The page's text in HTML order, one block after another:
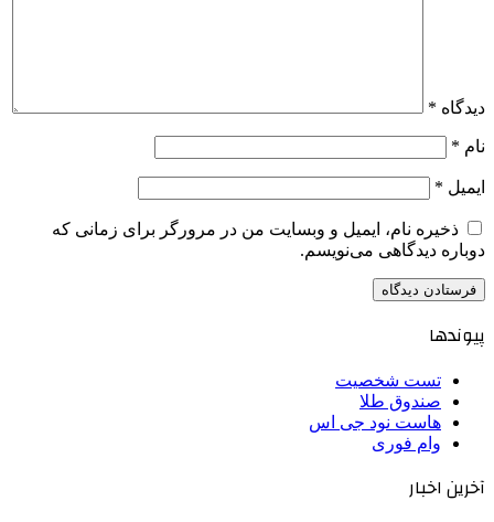
دیدگاه *
نام *
ایمیل *
ذخیره نام، ایمیل و وبسایت من در مرورگر برای زمانی که
دوباره دیدگاهی می‌نویسم.
پیوندها
تست شخصیت
صندوق طلا
هاست نود جی اس
وام فوری
آخرین اخبار